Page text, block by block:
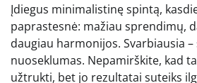
Įdiegus minimalistinę spintą,
paprastesnė: mažiau sprendimų,
daugiau harmonijos. Svarbiausia
nuoseklumas. Nepamirškite, kad
užtrukti, bet jo rezultatai suteiks